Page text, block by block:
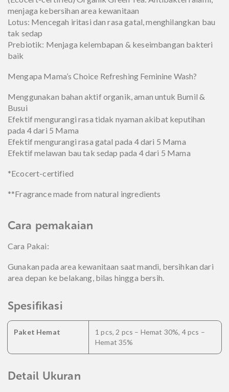
menjaga kebersihan area kewanitaan
Lotus: Mencegah iritasi dan rasa gatal, menghilangkan bau
tak sedap
Prebiotik: Menjaga kelembapan & keseimbangan bakteri
baik
Mengapa Mama’s Choice Refreshing Feminine Wash?
Menggunakan bahan aktif organik, aman untuk Bumil &
Busui
Efektif mengurangi rasa tidak nyaman akibat keputihan
pada 4 dari 5 Mama
Efektif mengurangi rasa gatal pada 4 dari 5 Mama
Efektif melawan bau tak sedap pada 4 dari 5 Mama
*Ecocert-certified
**Fragrance made from natural ingredients
Cara pemakaian
Cara Pakai:
Gunakan pada area kewanitaan saat mandi, bersihkan dari
area depan ke belakang, bilas hingga bersih.
Spesifikasi
Paket Hemat
1 pcs, 2 pcs – Hemat 30%, 4 pcs –
Hemat 35%
Detail Ukuran